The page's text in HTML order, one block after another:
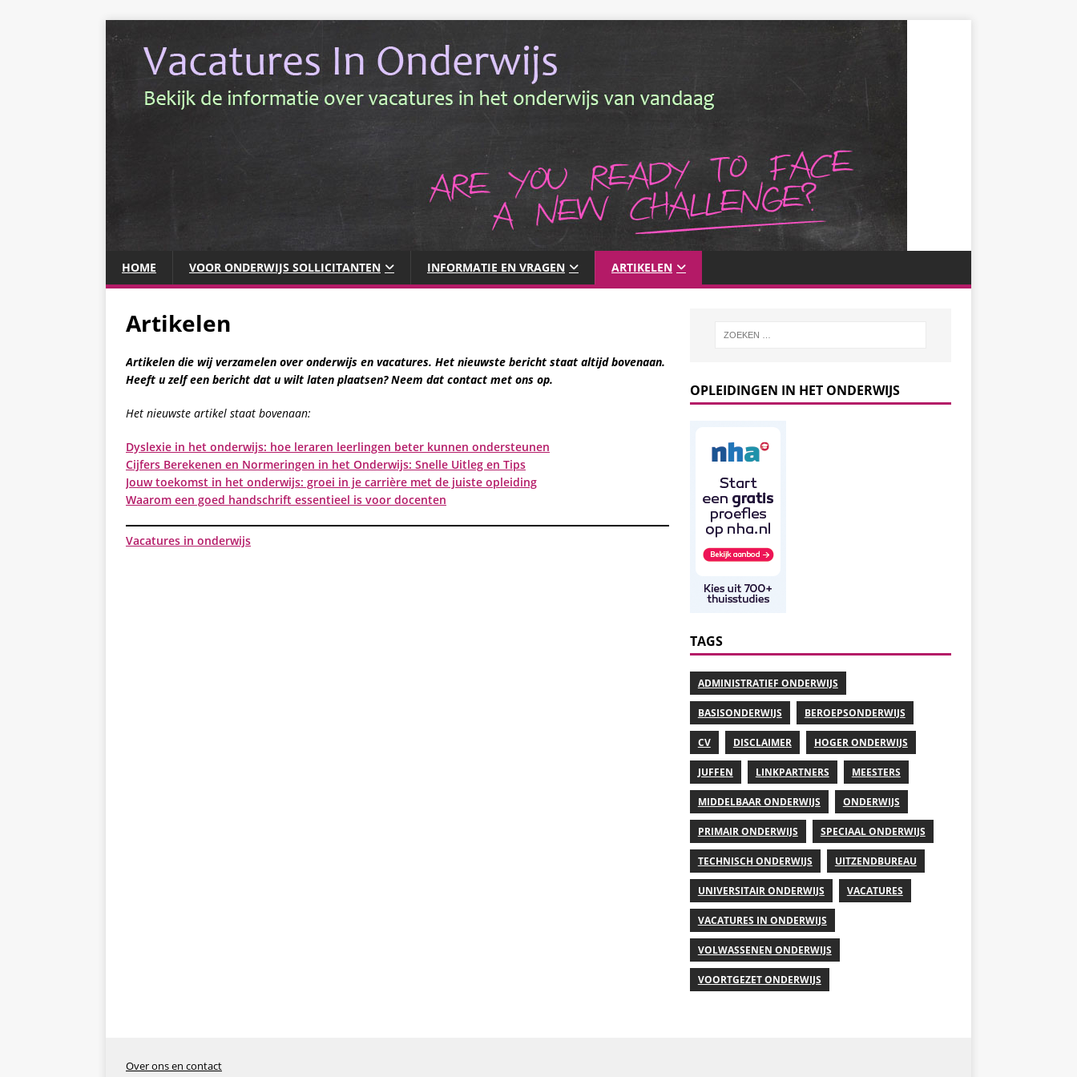
HOME VOOR ONDERWIJS SOLLICITANTEN INFORMATIE EN VRAGEN ARTIKELEN
Artikelen
Artikelen die wij verzamelen over onderwijs en vacatures. Het nieuwste bericht staat altijd bovenaan.
Heeft u zelf een bericht dat u wilt laten plaatsen? Neem dat contact met ons op.
Het nieuwste artikel staat bovenaan:
Dyslexie in het onderwijs: hoe leraren leerlingen beter kunnen ondersteunen
Cijfers Berekenen en Normeringen in het Onderwijs: Snelle Uitleg en Tips
Jouw toekomst in het onderwijs: groei in je carrière met de juiste opleiding
Waarom een goed handschrift essentieel is voor docenten
Vacatures in onderwijs
OPLEIDINGEN IN HET ONDERWIJS
TAGS
ADMINISTRATIEF ONDERWIJS
BASISONDERWIJS BEROEPSONDERWIJS
CV DISCLAIMER HOGER ONDERWIJS
JUFFEN LINKPARTNERS MEESTERS
MIDDELBAAR ONDERWIJS ONDERWIJS
PRIMAIR ONDERWIJS SPECIAAL ONDERWIJS
TECHNISCH ONDERWIJS UITZENDBUREAU
UNIVERSITAIR ONDERWIJS VACATURES
VACATURES IN ONDERWIJS
VOLWASSENEN ONDERWIJS
VOORTGEZET ONDERWIJS
Over ons en contact